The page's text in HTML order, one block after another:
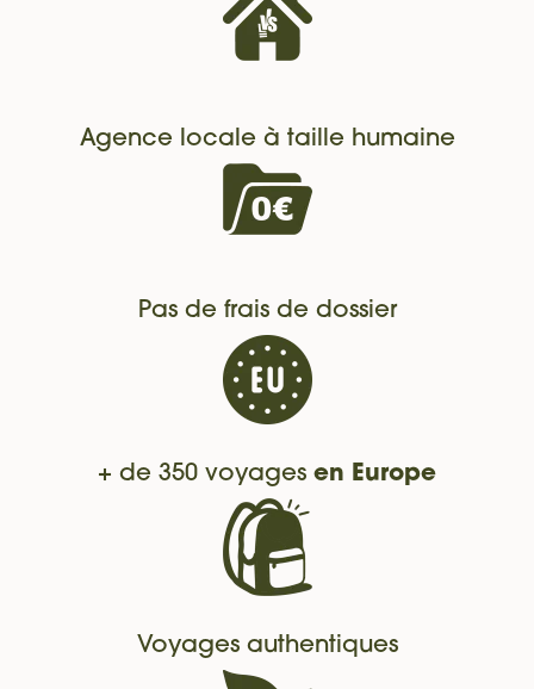
Agence locale à taille humaine
Pas de frais de dossier
+ de 350 voyages en Europe
Voyages authentiques